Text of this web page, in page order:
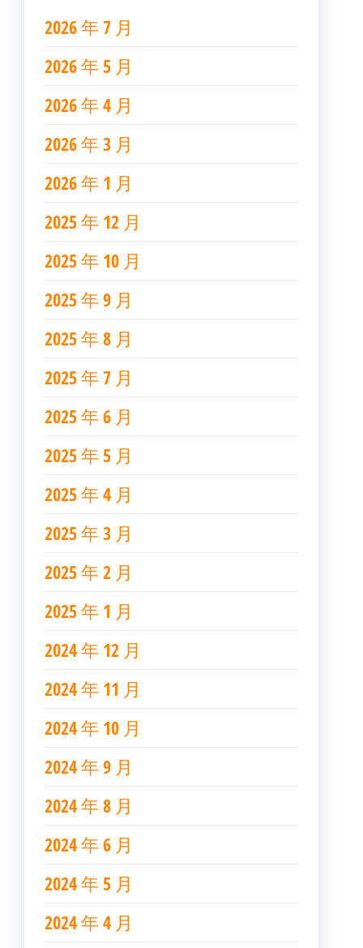
2026 年 7 月
2026 年 5 月
2026 年 4 月
2026 年 3 月
2026 年 1 月
2025 年 12 月
2025 年 10 月
2025 年 9 月
2025 年 8 月
2025 年 7 月
2025 年 6 月
2025 年 5 月
2025 年 4 月
2025 年 3 月
2025 年 2 月
2025 年 1 月
2024 年 12 月
2024 年 11 月
2024 年 10 月
2024 年 9 月
2024 年 8 月
2024 年 6 月
2024 年 5 月
2024 年 4 月